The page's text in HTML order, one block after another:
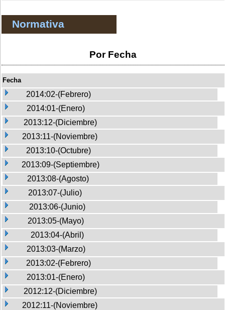
Normativa
Por Fecha
Fecha
2014:02-(Febrero)
2014:01-(Enero)
2013:12-(Diciembre)
2013:11-(Noviembre)
2013:10-(Octubre)
2013:09-(Septiembre)
2013:08-(Agosto)
2013:07-(Julio)
2013:06-(Junio)
2013:05-(Mayo)
2013:04-(Abril)
2013:03-(Marzo)
2013:02-(Febrero)
2013:01-(Enero)
2012:12-(Diciembre)
2012:11-(Noviembre)